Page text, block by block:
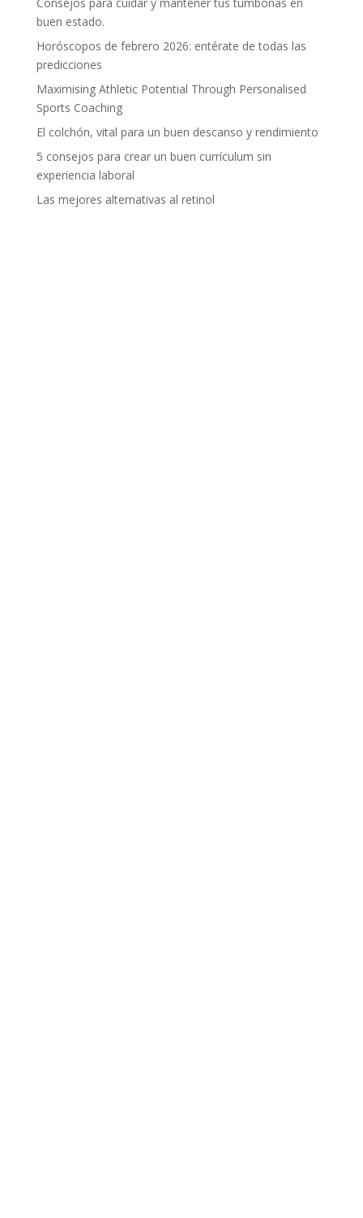
buen estado.
Horóscopos de febrero 2026: entérate de todas las
predicciones
Maximising Athletic Potential Through Personalised
Sports Coaching
El colchón, vital para un buen descanso y rendimiento
5 consejos para crear un buen currículum sin
experiencia laboral
Las mejores alternativas al retinol